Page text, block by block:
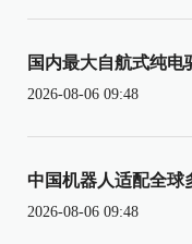
国内最大自航式纯电
2026-08-06 09:48
中国机器人适配全球
2026-08-06 09:48